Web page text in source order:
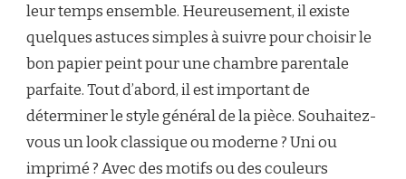
leur temps ensemble. Heureusement, il existe
quelques astuces simples à suivre pour choisir le
bon papier peint pour une chambre parentale
parfaite. Tout d’abord, il est important de
déterminer le style général de la pièce. Souhaitez-
vous un look classique ou moderne ? Uni ou
imprimé ? Avec des motifs ou des couleurs